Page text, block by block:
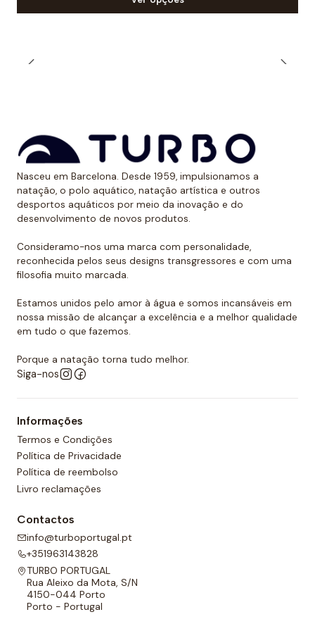
Fato de banho de competição concebido para
reduzir a resistência na água
Desenvolvido e testado com nadadores competitivos
Nasceu em Barcelona. Desde 1959, impulsionamos a
natação, o polo aquático, natação artística e outros
desportos aquáticos por meio da inovação e do
desenvolvimento de novos produtos.
Consideramo-nos uma marca com personalidade,
reconhecida pelos seus designs transgressores e com uma
filosofia muito marcada.
Estamos unidos pelo amor à água e somos incansáveis em
nossa missão de alcançar a excelência e a melhor qualidade
em tudo o que fazemos.
Porque a natação torna tudo melhor.
Siga-nos
Informações
Termos e Condições
Política de Privacidade
Política de reembolso
Livro reclamações
Contactos
info@turboportugal.pt
+351963143828
TURBO PORTUGAL
Rua Aleixo da Mota, S/N
4150-044 Porto
Porto - Portugal